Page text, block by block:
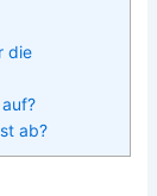
die
ab?